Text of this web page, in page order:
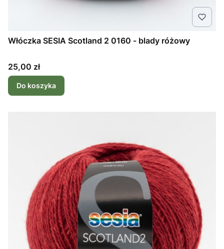
Włóczka SESIA Scotland 2 0160 - blady różowy
Cena
25,00 zł
Do koszyka